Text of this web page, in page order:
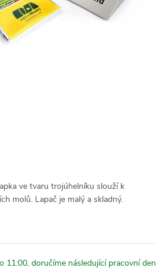
ve tvaru trojúhelníku slouží k
molů. Lapač je malý a skladný.